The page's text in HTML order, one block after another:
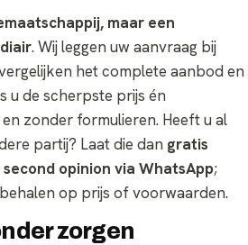
maar een
. Wij leggen uw aanvraag bij
het complete aanbod en
u de scherpste prijs én
zonder formulieren. Heeft u al
partij? Laat die dan gratis
opinion via WhatsApp;
op prijs of voorwaarden.
zorgen